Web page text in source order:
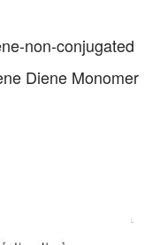
non-conjugated
Diene Monomer